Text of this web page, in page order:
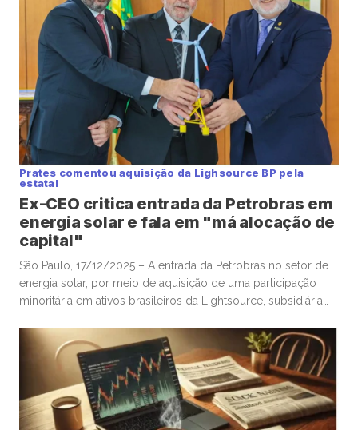
Prates comentou aquisição da Lighsource BP pela
estatal
Ex-CEO critica entrada da Petrobras em
energia solar e fala em "má alocação de
capital"
São Paulo, 17/12/2025 – A entrada da Petrobras no setor de
energia solar, por meio de aquisição de uma participação
minoritária em ativos brasileiros da Lightsource, subsidiária
Prates, ex-CEO da estatal, que citou “risco de confundir
transição energética com má alocação de capital”. A
Petrobras […]